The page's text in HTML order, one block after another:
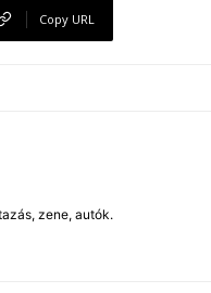
Copy URL
zene, autók.